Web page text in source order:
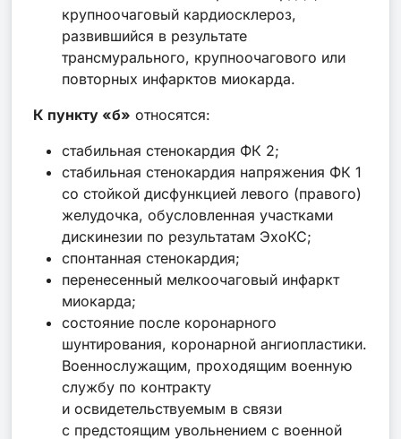
крупноочаговый кардиосклероз,
развившийся в результате
трансмурального, крупноочагового или
повторных инфарктов миокарда.
К пункту «б» относятся:
стабильная стенокардия ФК 2;
стабильная стенокардия напряжения ФК 1
со стойкой дисфункцией левого (правого)
желудочка, обусловленная участками
дискинезии по результатам ЭхоКС;
спонтанная стенокардия;
перенесенный мелкоочаговый инфаркт
миокарда;
состояние после коронарного
шунтирования, коронарной ангиопластики.
Военнослужащим, проходящим военную
службу по контракту
и освидетельствуемым в связи
с предстоящим увольнением с военной